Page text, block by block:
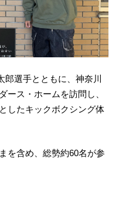
郎選手とともに、神奈川
ース・ホーム を訪問し、
したキックボクシング体
を含め、総勢約60名が参